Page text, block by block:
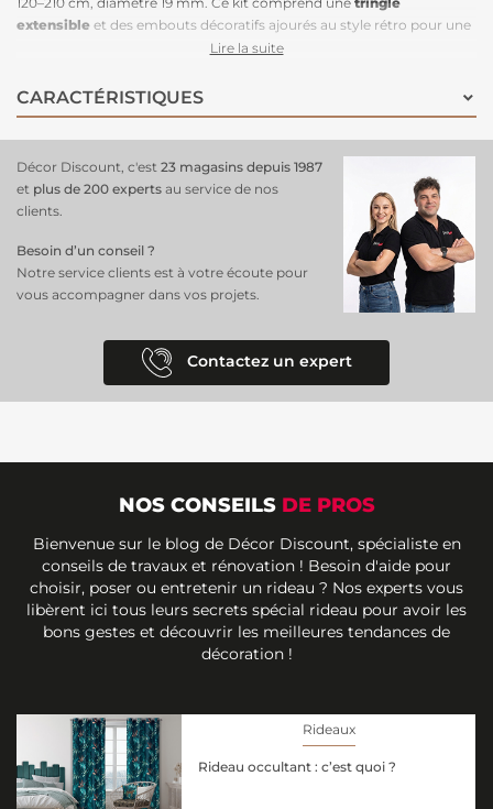
extensible et des embouts décoratifs ajourés au style rétro pour une
installation facile. Sa finition blanc mat s’intègre parfaitement dans
mm assure une bonne stabilité pour des rideaux de poids léger à
moyen.
Lire la suite
CARACTÉRISTIQUES
Décor Discount, c'est 23 magasins depuis 1987
et plus de 200 experts au service de nos
clients.
Besoin d’un conseil ?
Notre service clients est à votre écoute pour
vous accompagner dans vos projets.
Contactez un expert
NOS CONSEILS DE PROS
Bienvenue sur le blog de Décor Discount, spécialiste en
conseils de travaux et rénovation ! Besoin d'aide pour
choisir, poser ou entretenir un rideau ? Nos experts vous
libèrent ici tous leurs secrets spécial rideau pour avoir les
bons gestes et découvrir les meilleures tendances de
décoration !
Rideaux
Rideau occultant : c’est quoi ?